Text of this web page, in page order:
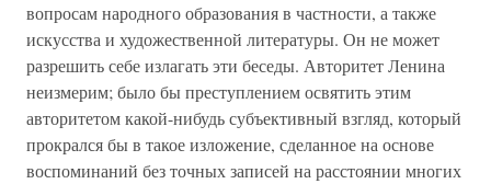
вопросам народного образования в частности, а также
искусства и художественной литературы. Он не может
разрешить себе излагать эти беседы. Авторитет Ленина
неизмерим; было бы преступлением освятить этим
авторитетом какой-нибудь субъективный взгляд, который
прокрался бы в такое изложение, сделанное на основе
воспоминаний без точных записей на расстоянии многих